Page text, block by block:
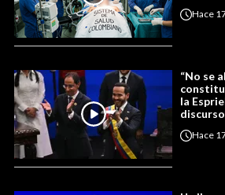
Hace
“No se
la
Hace